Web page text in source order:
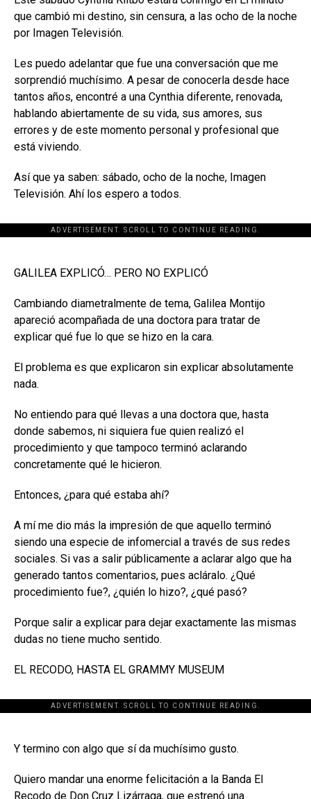
que cambió mi destino, sin censura, a las ocho de la noche
por Imagen Televisión.
Les puedo adelantar que fue una conversación que me
sorprendió muchísimo. A pesar de conocerla desde hace
tantos años, encontré a una Cynthia diferente, renovada,
hablando abiertamente de su vida, sus amores, sus
errores y de este momento personal y profesional que
está viviendo.
Así que ya saben: sábado, ocho de la noche, Imagen
Televisión. Ahí los espero a todos.
ADVERTISEMENT. SCROLL TO CONTINUE READING.
[adsforwp id="243463"]
GALILEA EXPLICÓ… PERO NO EXPLICÓ
Cambiando diametralmente de tema, Galilea Montijo
apareció acompañada de una doctora para tratar de
explicar qué fue lo que se hizo en la cara.
El problema es que explicaron sin explicar absolutamente
nada.
No entiendo para qué llevas a una doctora que, hasta
donde sabemos, ni siquiera fue quien realizó el
procedimiento y que tampoco terminó aclarando
concretamente qué le hicieron.
Entonces, ¿para qué estaba ahí?
A mí me dio más la impresión de que aquello terminó
siendo una especie de infomercial a través de sus redes
sociales. Si vas a salir públicamente a aclarar algo que ha
generado tantos comentarios, pues acláralo. ¿Qué
procedimiento fue?, ¿quién lo hizo?, ¿qué pasó?
Porque salir a explicar para dejar exactamente las mismas
dudas no tiene mucho sentido.
EL RECODO, HASTA EL GRAMMY MUSEUM
ADVERTISEMENT. SCROLL TO CONTINUE READING.
[adsforwp id="243463"]
Y termino con algo que sí da muchísimo gusto.
Quiero mandar una enorme felicitación a la Banda El
Recodo de Don Cruz Lizárraga, que estrenó una